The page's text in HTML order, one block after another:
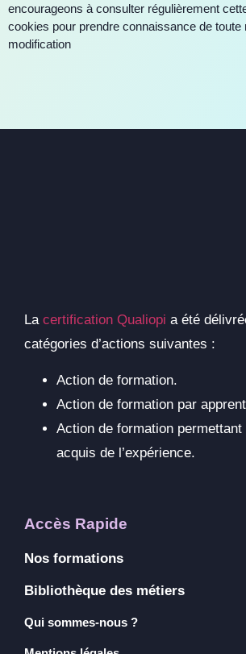
encourageons à consulter régulièrement
cookies pour prendre connaissance de toute
modification
La certification Qualiopi a été
catégories d’actions suivantes :
Action de formation.
Action de formation par
Action de formation
acquis de l’expérience.
Accès Rapide
Nos formations
Bibliothèque des métiers
Qui sommes-nous ?